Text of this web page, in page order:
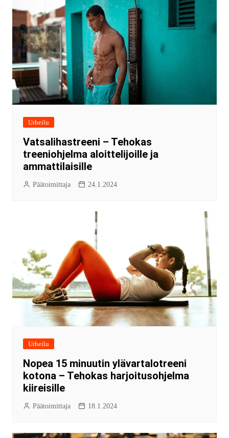
Urheilu
Vatsalihastreeni – Tehokas
treeniohjelma aloittelijoille ja
ammattilaisille
Päätoimittaja 24.1.2024
Urheilu
Nopea 15 minuutin ylävartalotreeni
kotona – Tehokas harjoitusohjelma
kiireisille
Päätoimittaja 18.1.2024